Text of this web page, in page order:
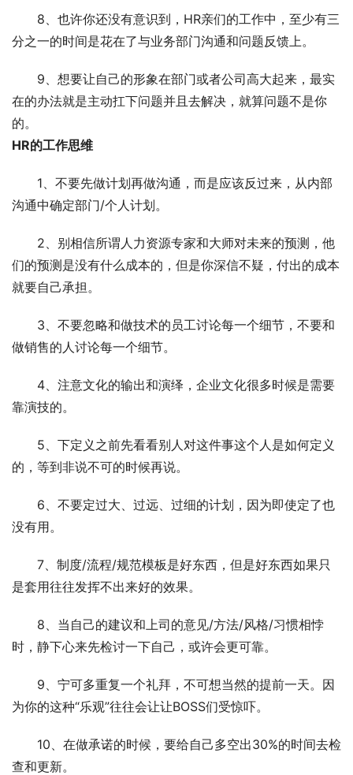
8、也许你还没有意识到，HR亲们的工作中，至少有三
分之一的时间是花在了与业务部门沟通和问题反馈上。
9、想要让自己的形象在部门或者公司高大起来，最实
在的办法就是主动扛下问题并且去解决，就算问题不是你
的。
HR的工作思维
1、不要先做计划再做沟通，而是应该反过来，从内部
沟通中确定部门/个人计划。
2、别相信所谓人力资源专家和大师对未来的预测，他
们的预测是没有什么成本的，但是你深信不疑，付出的成本
就要自己承担。
3、不要忽略和做技术的员工讨论每一个细节，不要和
做销售的人讨论每一个细节。
4、注意文化的输出和演绎，企业文化很多时候是需要
靠演技的。
5、下定义之前先看看别人对这件事这个人是如何定义
的，等到非说不可的时候再说。
6、不要定过大、过远、过细的计划，因为即使定了也
没有用。
7、制度/流程/规范模板是好东西，但是好东西如果只
是套用往往发挥不出来好的效果。
8、当自己的建议和上司的意见/方法/风格/习惯相悖
时，静下心来先检讨一下自己，或许会更可靠。
9、宁可多重复一个礼拜，不可想当然的提前一天。因
为你的这种“乐观”往往会让让BOSS们受惊吓。
10、在做承诺的时候，要给自己多空出30%的时间去检
查和更新。